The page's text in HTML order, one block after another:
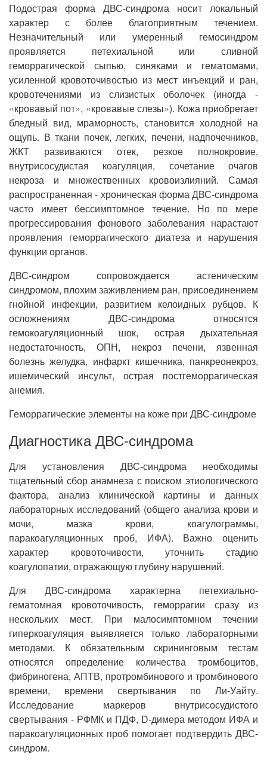
Подострая форма ДВС-синдрома носит локальный
характер с более благоприятным течением.
Незначительный или умеренный гемосиндром
проявляется петехиальной или сливной
геморрагической сыпью, синяками и гематомами,
усиленной кровоточивостью из мест инъекций и ран,
кровотечениями из слизистых оболочек (иногда -
«кровавый пот», «кровавые слезы»). Кожа приобретает
бледный вид, мраморность, становится холодной на
ощупь. В ткани почек, легких, печени, надпочечников,
ЖКТ развиваются отек, резкое полнокровие,
внутрисосудистая коагуляция, сочетание очагов
некроза и множественных кровоизлияний. Самая
распространенная - хроническая форма ДВС-синдрома
часто имеет бессимптомное течение. Но по мере
прогрессирования фонового заболевания нарастают
проявления геморрагического диатеза и нарушения
функции органов.
ДВС-синдром сопровождается астеническим
синдромом, плохим заживлением ран, присоединением
гнойной инфекции, развитием келоидных рубцов. К
осложнениям ДВС-синдрома относятся
гемокоагуляционный шок, острая дыхательная
недостаточность, ОПН, некроз печени, язвенная
болезнь желудка, инфаркт кишечника, панкреонекроз,
ишемический инсульт, острая постгеморрагическая
анемия.
Геморрагические элементы на коже при ДВС-синдроме
Диагностика ДВС-синдрома
Для установления ДВС-синдрома необходимы
тщательный сбор анамнеза с поиском этиологического
фактора, анализ клинической картины и данных
лабораторных исследований (общего анализа крови и
мочи, мазка крови, коагулограммы,
паракоагуляционных проб, ИФА). Важно оценить
характер кровоточивости, уточнить стадию
коагулопатии, отражающую глубину нарушений.
Для ДВС-синдрома характерна петехиально-
гематомная кровоточивость, геморрагии сразу из
нескольких мест. При малосимптомном течении
гиперкоагуляция выявляется только лабораторными
методами. К обязательным скрининговым тестам
относятся определение количества тромбоцитов,
фибриногена, АПТВ, протромбинового и тромбинового
времени, времени свертывания по Ли-Уайту.
Исследование маркеров внутрисосудистого
свертывания - РФМК и ПДФ, D-димера методом ИФА и
паракоагуляционных проб помогает подтвердить ДВС-
синдром.